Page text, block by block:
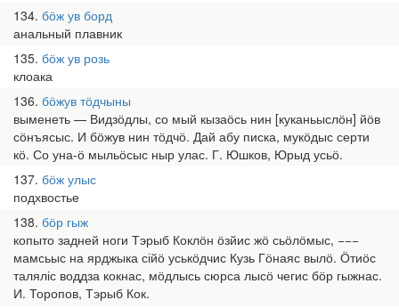
134 бӧж ув борд
анальный плавник
135 бӧж ув розь
клоака
136 бӧжув тӧдчыны
выменеть — Видзӧдлы, со мый кызаӧсь нин [куканьыслӧн] йӧв
сӧнъясыс. И бӧжув нин тӧдчӧ. Дай абу писка, мукӧдыс серти
кӧ. Со уна-ӧ мыльӧсыс ныр улас. Г. Юшков, Юрыд усьӧ.
137 бӧж улыс
подхвостье
138 бӧр гыж
копыто задней ноги Тэрыб Коклӧн ӧзйис жӧ сьӧлӧмыс, −−−
мамсьыс на ярджыка сійӧ уськӧдчис Кузь Гӧнаяс вылӧ. Ӧтиӧс
таляліс воддза кокнас, мӧдлысь сюрса лысӧ чегис бӧр гыжнас.
И. Торопов, Тэрыб Кок.